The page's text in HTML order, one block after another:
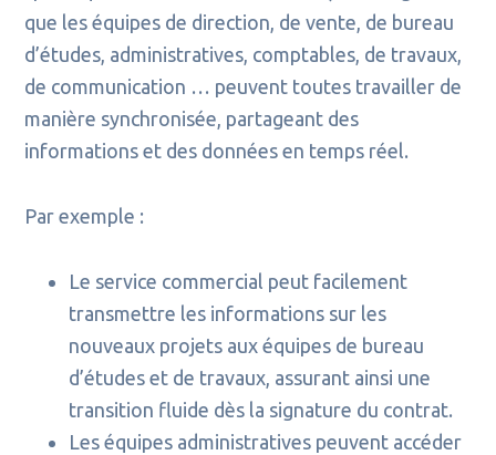
que les équipes de direction, de vente, de bureau
d’études, administratives, comptables, de travaux,
de communication … peuvent toutes travailler de
manière synchronisée, partageant des
informations et des données en temps réel.
Par exemple :
Le service commercial peut facilement
transmettre les informations sur les
nouveaux projets aux équipes de bureau
d’études et de travaux, assurant ainsi une
transition fluide dès la signature du contrat.
Les équipes administratives peuvent accéder